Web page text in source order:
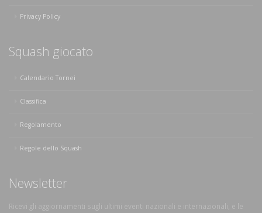
Privacy Policy
Squash giocato
Calendario Tornei
Classifica
Regolamento
Regole dello Squash
Newsletter
Ricevi gli aggiornamenti sugli ultimi eventi nazionali e internazionali, e le